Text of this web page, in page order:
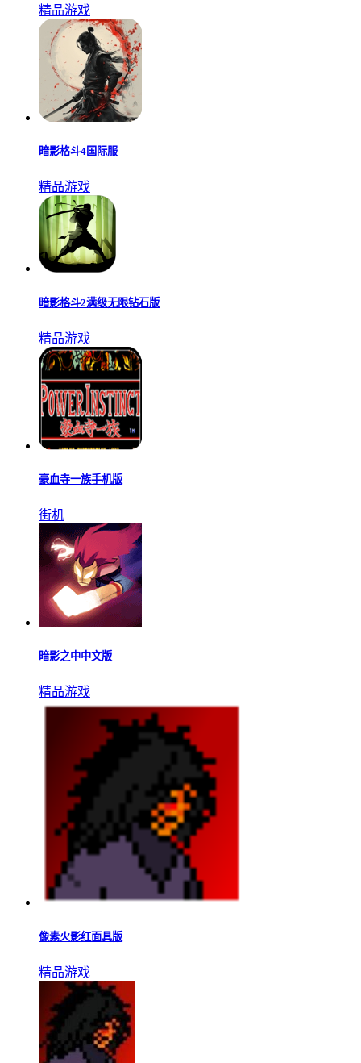
精品游戏
暗影格斗4国际服
精品游戏
暗影格斗2满级无限钻石版
精品游戏
豪血寺一族手机版
街机
暗影之中中文版
精品游戏
像素火影红面具版
精品游戏